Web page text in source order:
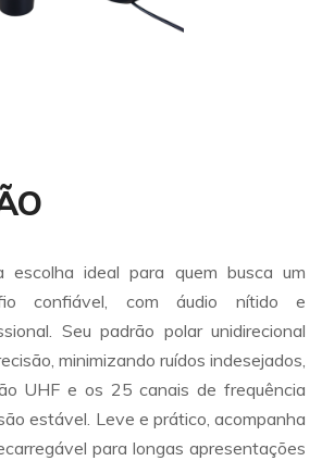
escolha ideal para quem busca um
confiável, com áudio nítido e
Seu padrão polar unidirecional
minimizando ruídos indesejados,
UHF e os 25 canais de frequência
estável. Leve e prático, acompanha
para longas apresentações